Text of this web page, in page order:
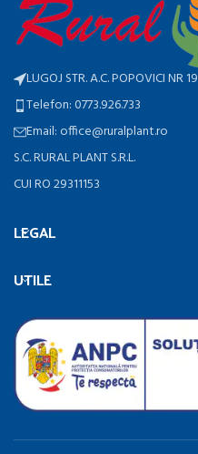
LUGOJ STR. A.C. POPOVICI NR 19
Telefon: 0773.926.733
Email: office@ruralplant.ro
S.C. RURAL PLANT S.R.L.
CUI RO 29311153
LEGAL
UTILE